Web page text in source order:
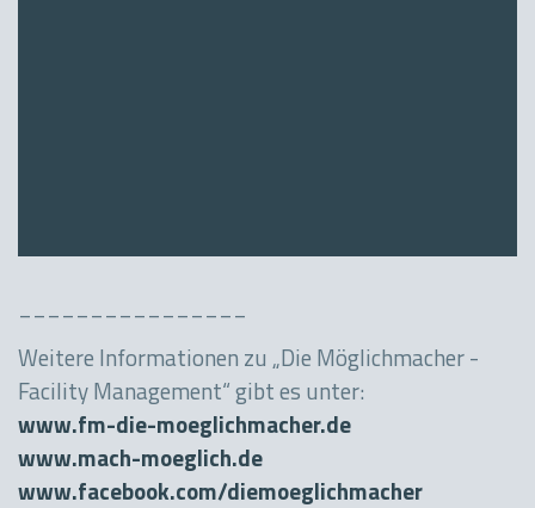
Weitere Informationen zu „Die Möglichmacher -
Facility Management“ gibt es unter:
www.fm-die-moeglichmacher.de
www.mach-moeglich.de
www.facebook.com/diemoeglichmacher